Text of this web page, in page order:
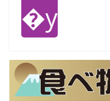
�y